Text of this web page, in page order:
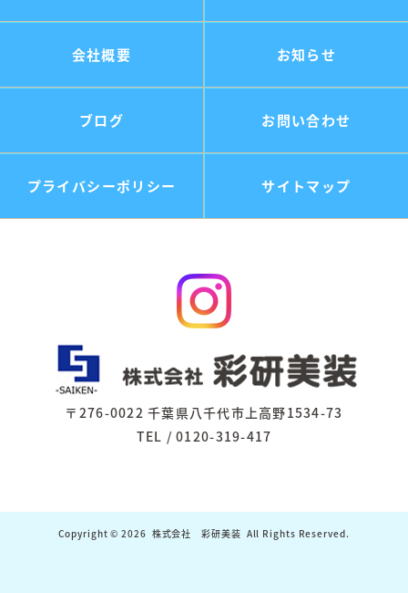
会社概要 お知らせ
ブログ お問い合わせ
プライバシーポリシー サイトマップ
〒276-0022 千葉県八千代市上高野1534-73
TEL / 0120-319-417
Copyright © 2026 株式会社 彩研美装 All Rights Reserved.